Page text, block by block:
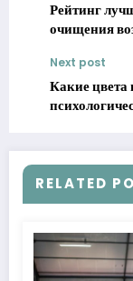
Рейтинг
очищения
Next post
Какие цвета
RELATED